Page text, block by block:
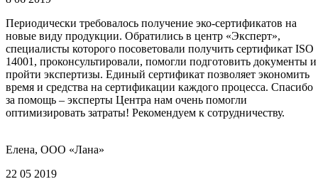
Периодически требовалось получение эко-сертификатов на
новые виду продукции. Обратились в центр «Эксперт»,
специалисты которого посоветовали получить сертификат ISO
14001, проконсультировали, помогли подготовить документы и
пройти экспертизы. Единый сертификат позволяет экономить
время и средства на сертификации каждого процесса. Спасибо
за помощь – эксперты Центра нам очень помогли
оптимизировать затраты! Рекомендуем к сотрудничеству.
Елена, ООО «Лана»
22 05 2019